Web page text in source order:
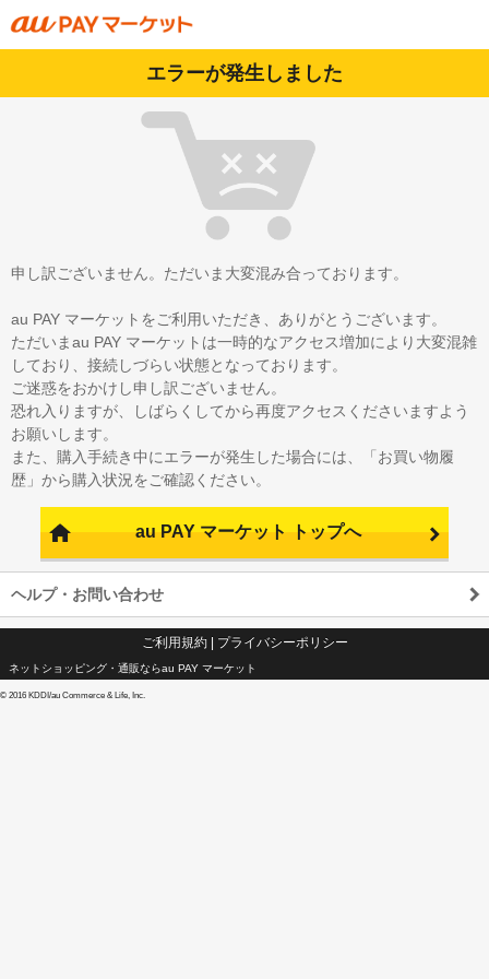
エラーが発生しました
申し訳ございません。ただいま大変混み合っております。
au PAY マーケットをご利用いただき、ありがとうございます。
ただいまau PAY マーケットは一時的なアクセス増加により大変混雑
しており、接続しづらい状態となっております。
ご迷惑をおかけし申し訳ございません。
恐れ入りますが、しばらくしてから再度アクセスくださいますよう
お願いします。
また、購入手続き中にエラーが発生した場合には、「お買い物履
歴」から購入状況をご確認ください。
au PAY マーケット トップへ
ヘルプ・お問い合わせ
ご利用規約| プライバシーポリシー
ネットショッピング・通販ならau PAY マーケット
© 2016 KDDI/au Commerce & Life, Inc.